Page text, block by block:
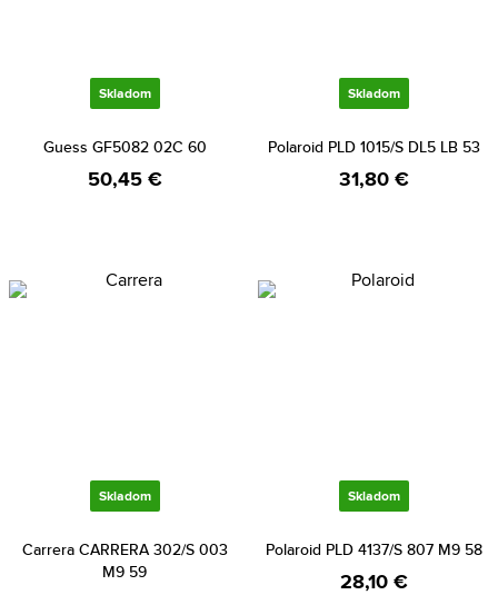
Skladom
Guess GF5082 02C 60
50,45 €
Skladom
Polaroid PLD 1015/S DL5 LB 53
31,80 €
Skladom
Carrera CARRERA 302/S 003
M9 59
Skladom
Polaroid PLD 4137/S 807 M9 58
28,10 €